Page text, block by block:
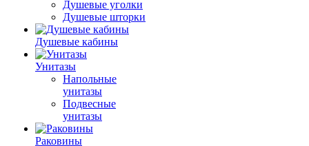
Душевые уголки
Душевые шторки
Душевые кабины
Унитазы
Напольные
унитазы
Подвесные
унитазы
Раковины